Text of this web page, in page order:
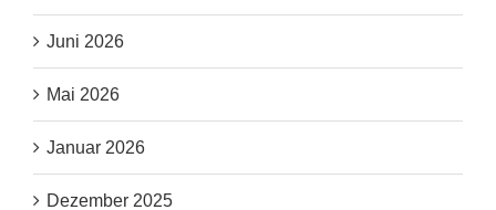
Juni 2026
Mai 2026
Januar 2026
Dezember 2025